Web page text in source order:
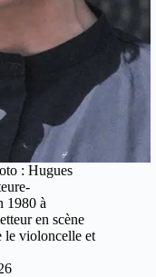
: Hugues
1980 à
en scène
le violoncelle et